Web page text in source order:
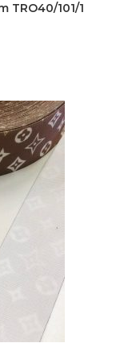
TRO40/101/1